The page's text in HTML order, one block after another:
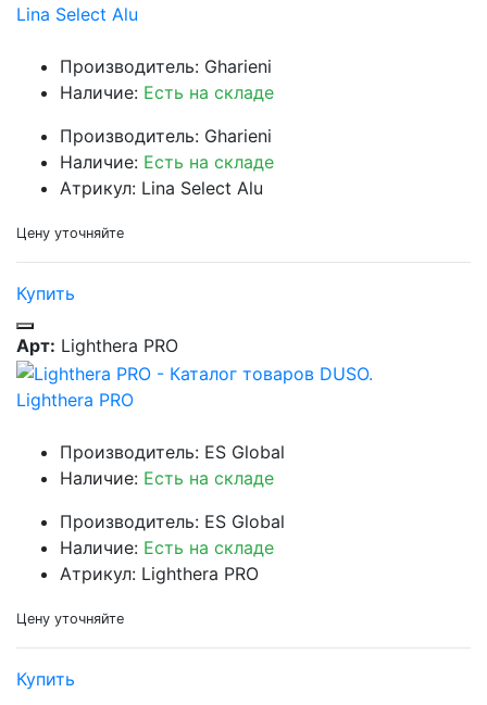
Lina Select Alu
Производитель: Gharieni
Наличие: Есть на складе
Производитель: Gharieni
Наличие: Есть на складе
Атрикул: Lina Select Alu
Цену уточняйте
Купить
Арт: Lighthera PRO
Lighthera PRO
Производитель: ES Global
Наличие: Есть на складе
Производитель: ES Global
Наличие: Есть на складе
Атрикул: Lighthera PRO
Цену уточняйте
Купить